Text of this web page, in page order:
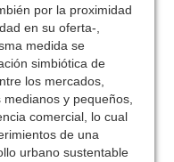
por la proximidad
en su oferta-,
medida se
simbiótica de
los mercados,
y pequeños,
comercial, lo cual
de una
urbano sustentable